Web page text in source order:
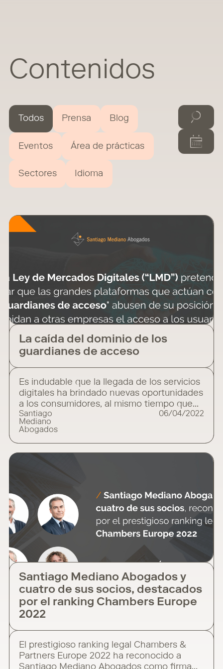
Contenidos
Todos Prensa Blog
Eventos Área de prácticas
Sectores Idioma
La caída del dominio de los
guardianes de acceso
Es indudable que la llegada de los servicios
digitales ha brindado nuevas oportunidades
a los consumidores, al mismo tiempo que
ha mejorado la eficiencia y competitividad
de la industria digital. Sin embargo, solo un
Santiago
Mediano
Abogados
06/04/2022
Santiago Mediano Abogados y
cuatro de sus socios, destacados
por el ranking Chambers Europe
2022
El prestigioso ranking legal Chambers &
Partners Europe 2022 ha reconocido a